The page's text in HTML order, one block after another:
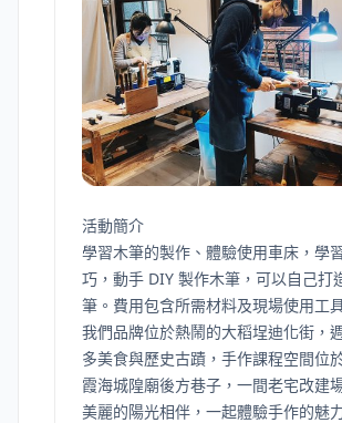
活動簡介
學習木筆的製作、體驗使用車床，學
巧，動手 DIY 製作木筆，可以自己打
筆。費用包含所需材料及現場使用工
我們品牌位於熱鬧的大稻埕迪化街，
多美食與歷史古蹟，手作課程空間位
霞海城隍廟後方巷子，一間老宅改建
美麗的陽光相伴，一起體驗手作的魅